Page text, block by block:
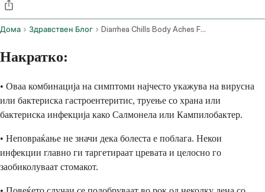
Дома Здравствен Блог Diarrhea Chills Body Aches Fatigue No Vomiting
Накратко:
• Оваа комбинација на симптоми најчесто укажува на вирусна
или бактериска гастроентеритис, труење со храна или
бактериска инфекција како Салмонела или Кампилобактер.
• Неповраќање не значи дека болеста е поблага. Некои
инфекции главно ги таргетираат цревата и целосно го
заобиколуваат стомакот.